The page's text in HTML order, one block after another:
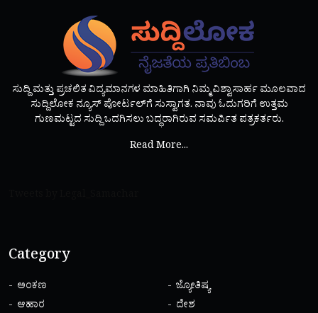
ಸುದ್ದಿ ಮತ್ತು ಪ್ರಚಲಿತ ವಿದ್ಯಮಾನಗಳ ಮಾಹಿತಿಗಾಗಿ ನಿಮ್ಮ ವಿಶ್ವಾಸಾರ್ಹ ಮೂಲವಾದ
ಸುದ್ದಿಲೋಕ ನ್ಯೂಸ್ ಪೋರ್ಟಲ್‌ಗೆ ಸುಸ್ವಾಗತ. ನಾವು ಓದುಗರಿಗೆ ಉತ್ತಮ
ಗುಣಮಟ್ಟದ ಸುದ್ದಿ ಒದಗಿಸಲು ಬದ್ಧರಾಗಿರುವ ಸಮರ್ಪಿತ ಪತ್ರಕರ್ತರು.
Read More...
Category
ಅಂಕಣ
ಆಹಾರ
ಜ್ಯೋತಿಷ್ಯ
ದೇಶ